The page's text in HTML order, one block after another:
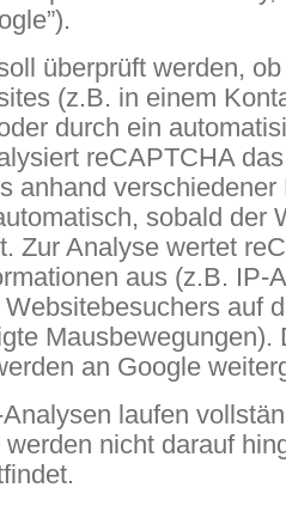
überprüft werden,
(z.B. in einem
durch ein
reCAPTCHA
anhand
sobald der
Zur Analyse wertet
aus (z.B. IP-
auf
Mausbewegungen).
an Google
laufen
nicht darauf